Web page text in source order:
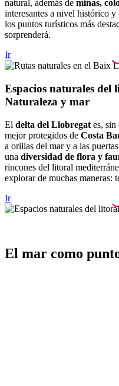
natural, además de minas,
interesantes a nivel histórico
los puntos turísticos más
sorprenderá.
Ir
Espacios naturales del
Naturaleza y mar
El delta del Llobregat es, sin
mejor protegidos de Costa
a orillas del mar y a las
una diversidad de flora y
rincones del litoral
explorar de muchas maneras:
Ir
El mar como